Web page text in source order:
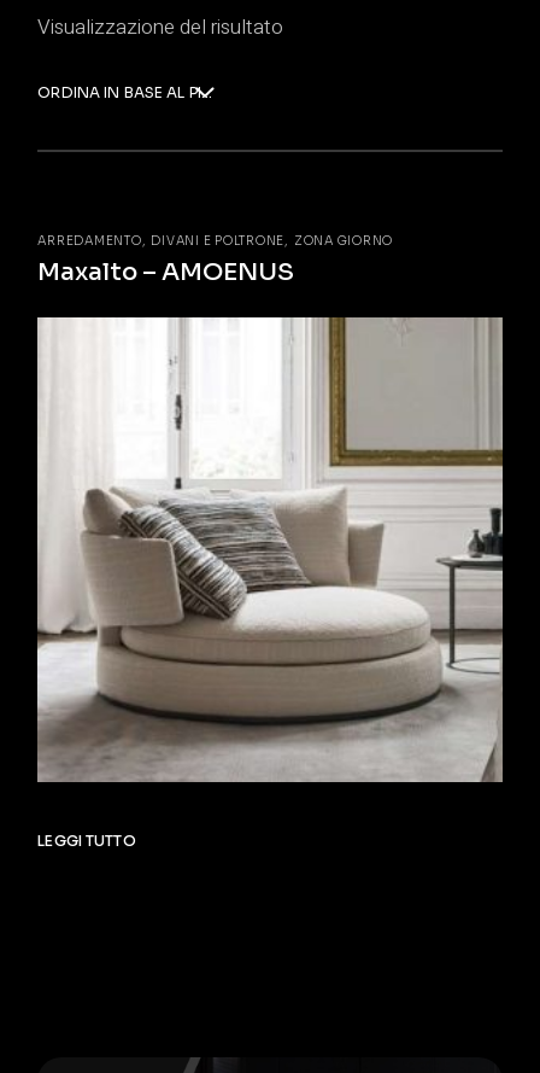
Visualizzazione del risultato
ORDINA IN BASE AL PIÙ RECENTE
LEGGI TUTTO
ARREDAMENTO DIVANI E POLTRONE ZONA GIORNO
Maxalto – AMOENUS